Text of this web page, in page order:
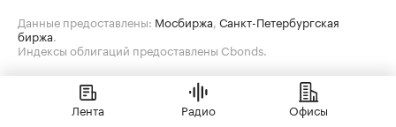
Данные предоставлены: Мосбиржа Санкт-Петербургская
биржа
Индексы облигаций предоставлены Cbonds.
Лента Радио Офисы